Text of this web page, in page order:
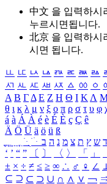
中文 을 입력하시
누르시면됩니다.
北京 을 입력하시
시면 됩니다.
ㅥ ㅦ ㅧ ㅨ ㅩ ㅪ ㅫ ㅬ
ㅺ ㅻ ㅼ ㅽ ㅾ ㅿ ㆀ ㆁ
Α Β ΓΔ Ε Ζ Η Θ Ι ΚΛ
θ ι κ λ μ ν ξ ο π ρ σ τ υ φ
á à Á À é è É È ç Ç ê
Ä Ö Ü ä ö ü ß
ִֶֹ ֻּ ׁׂ ד ש ץ ת צ מ נ ה ב
‘ ’ “ ” 〔 〕 〈 〉 「 」
± × ÷ ≠ ≤ ≥ ∞ ∴ ♂ ♀ ∠
⊆ ⊇ ⊂ ⊃ ∪ ∩ ∧ ∨ ￢